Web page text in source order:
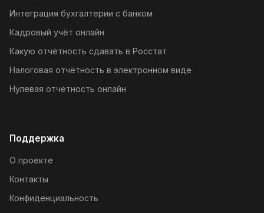
Интеграция бухгалтерии с банком
Кадровый учёт онлайн
Какую отчётность сдавать в Росстат
Налоговая отчётность в электронном виде
Нулевая отчётность онлайн
Поддержка
О проекте
Контакты
Конфиденциальность